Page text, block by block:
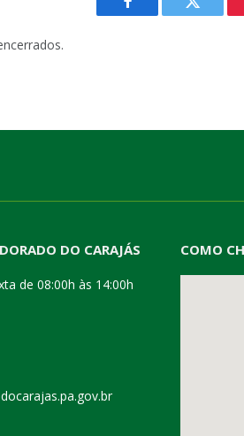
Facebook Twitter
DO CARAJÁS
de 08:00h às 14:00h
COMO